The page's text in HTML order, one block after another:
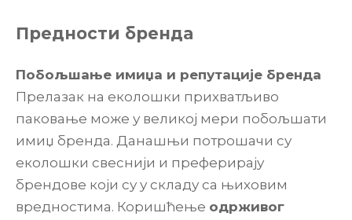
Предности бренда
Побољшање имиџа и репутације бренда
Прелазак на еколошки прихватљиво
паковање може у великој мери побољшати
имиџ бренда. Данашњи потрошачи су
еколошки свеснији и преферирају
брендове који су у складу са њиховим
вредностима. Коришћење одрживог